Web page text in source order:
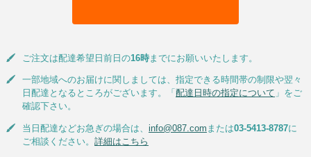
ご注文は配達希望日前日の16時までにお願いいたします。
一部地域へのお届けに関しましては、指定できる時間帯の制限や翌々
日配達となるところがございます。「 配達日時の指定について 」をご
確認下さい。
当日配達などお急ぎの場合は、 info@087.com または03-5413-8787に
ご相談ください。 詳細はこちら